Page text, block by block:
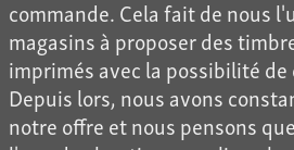
commande. Cela fait de nous
magasins à proposer des
imprimés avec la possibilité
Depuis lors, nous avons
notre offre et nous pensons